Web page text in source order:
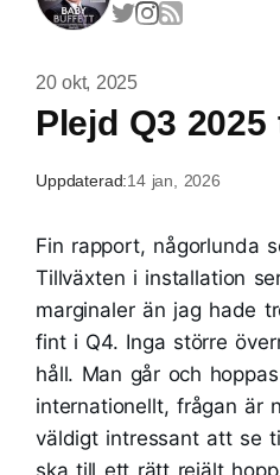
20 okt, 2025
Plejd Q3
Uppdaterad:14 jan, 2026
Fin rapport, någorlunda
Tillväxten i installation
marginaler än jag hade
fint i Q4. Inga större
håll. Man går och
internationellt, frågan är
väldigt intressant att se
ska till ett rätt rejält